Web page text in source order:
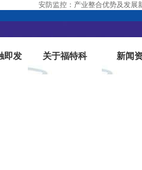
安防监控：产业整合优势及发展
即发 关于福特科 新闻